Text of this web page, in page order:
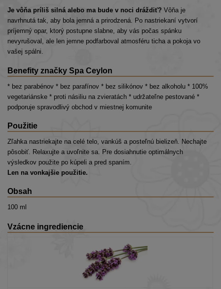
Je vôňa príliš silná alebo ma bude v noci dráždiť? Vôňa je
navrhnutá tak, aby bola jemná a prirodzená. Po nastriekaní vytvorí
príjemný opar, ktorý postupne slabne, aby vás počas spánku
nevyrušoval, ale len jemne podfarboval atmosféru ticha a pokoja vo
vašej spálni.
Benefity značky Spa Ceylon
* bez parabénov * bez parafínov * bez silikónov * bez alkoholu * 100%
vegetariánske * proti násiliu na zvieratách * udržateľne pestované *
podporuje spravodlivý obchod v miestnej komunite
Použitie
Zľahka nastriekajte na celé telo, vankúš a posteľnú bielizeň. Nechajte
pôsobiť. Relaxujte a uvoľnite sa. Pre dosiahnutie optimálnych
výsledkov použite po kúpeli a pred spaním.
Len na vonkajšie použitie.
Obsah
100 ml
Vzácne ingrediencie